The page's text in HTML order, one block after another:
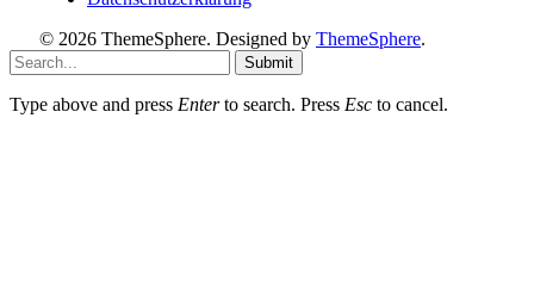
© 2026 ThemeSphere. Designed by ThemeSphere.
Submit
Type above and press Enterto search. Press Esc to cancel.